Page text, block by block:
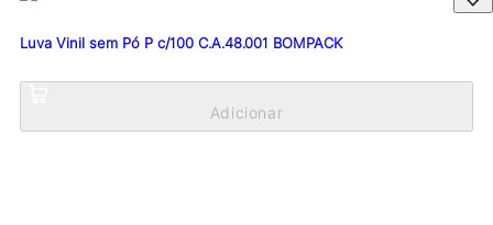
Luva Vinil sem Pó P c/100 C.A.48.001 BOMPACK